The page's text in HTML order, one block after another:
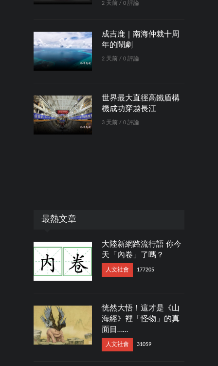
2 天前 / 0 評論
成吉鹿｜南海仲裁十周
年的鬧劇
2 天前 / 0 評論
世界最大直徑高鐵盾構
機成功穿越長江
3 天前 / 0 評論
最熱文章
大陸新網路流行語 你今
天「內卷」了嗎？
人文社會 177205
恍然大悟！這才是《山
海經》裡「怪物」的真
面目……
人文社會 31059